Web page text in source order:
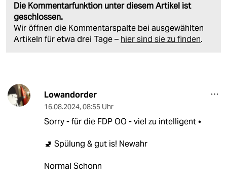
Die Kommentarfunktion unter diesem Artikel ist
geschlossen.
Wir öffnen die Kommentarspalte bei ausgewählten
Artikeln für etwa drei Tage – hier sind sie zu finden.
Lowandorder
16.08.2024, 08:55 Uhr
Sorry - für die FDP OO - viel zu intelligent •
🚽 Spülung & gut is! Newahr
Normal Schonn